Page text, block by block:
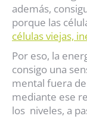
además,
porque las
células viejas,
Por eso, la
consigo una
mental fuera
mediante ese
los niveles, a